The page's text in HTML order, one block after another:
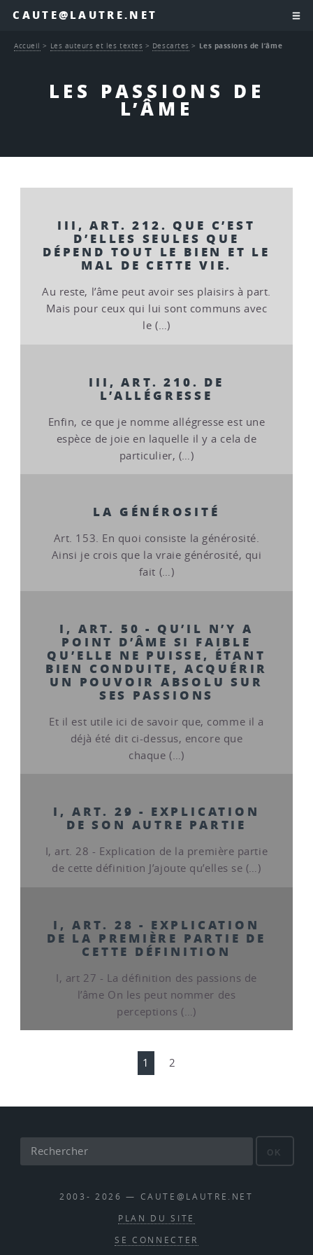
CAUTE@LAUTRE.NET
LES PASSIONS DE
L’ÂME
Accueil > Les auteurs et les textes > Descartes > Les passions de l’âme
III, ART. 212. QUE C’EST
D’ELLES SEULES QUE
DÉPEND TOUT LE BIEN ET LE
MAL DE CETTE VIE.
Au reste, l’âme peut avoir ses plaisirs à part.
Mais pour ceux qui lui sont communs avec
le (…)
III, ART. 210. DE
L’ALLÉGRESSE
Enfin, ce que je nomme allégresse est une
espèce de joie en laquelle il y a cela de
particulier, (…)
LA GÉNÉROSITÉ
Art. 153. En quoi consiste la générosité.
Ainsi je crois que la vraie générosité, qui
fait (…)
I, ART. 50 - QU’IL N’Y A
POINT D’ÂME SI FAIBLE
QU’ELLE NE PUISSE, ÉTANT
BIEN CONDUITE, ACQUÉRIR
UN POUVOIR ABSOLU SUR
SES PASSIONS
Et il est utile ici de savoir que, comme il a
déjà été dit ci-dessus, encore que
chaque (…)
I, ART. 29 - EXPLICATION
DE SON AUTRE PARTIE
I, art. 28 - Explication de la première partie
de cette définition J’ajoute qu’elles se (…)
I, ART. 28 - EXPLICATION
DE LA PREMIÈRE PARTIE DE
CETTE DÉFINITION
I, art 27 - La définition des passions de
l’âme On les peut nommer des
perceptions (…)
1 2
OK
2003- 2026 — CAUTE@LAUTRE.NET
PLAN DU SITE
SE CONNECTER